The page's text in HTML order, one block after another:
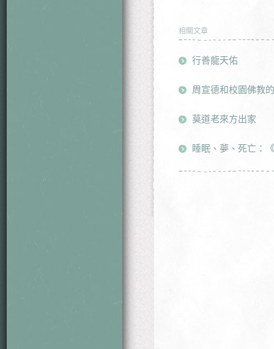
相關文章
行善龍天佑
周宣德和校園佛教
莫道老來方出家
睡眠、夢、死亡：